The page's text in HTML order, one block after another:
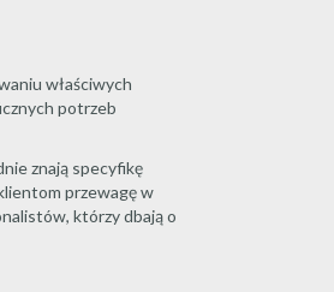
właściwych
potrzeb
znają specyfikę
przewagę w
którzy dbają o